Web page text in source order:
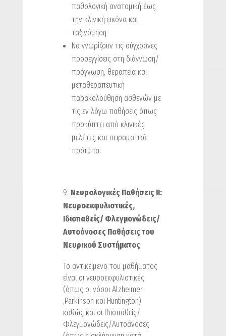
παθολογική ανατομική έως
την κλινική εικόνα και
ταξινόμηση
Να γνωρίζουν τις σύγχρονες
προσεγγίσεις στη διάγνωση/
πρόγνωση, θεραπεία και
μεταθεραπευτική
παρακολούθηση ασθενών με
τις εν λόγω παθήσεις όπως
προκύπτει από κλινικές
μελέτες και πειραματικά
πρότυπα.
Νευρολογικές Παθήσεις ΙΙ:
Νευροεκφυλιστικές,
Ιδιοπαθείς/ Φλεγμονώδεις/
Αυτοάνοσες Παθήσεις του
Νευρικού Συστήματος
Το αντικείμενο του μαθήματος
είναι οι νευροεκφυλιστικές
(όπως οι νόσοι Αlzheimer
,Parkinson και Ηuntington)
καθώς και οι Ιδιοπαθείς/
Φλεγμονώδεις/Αυτοάνοσες